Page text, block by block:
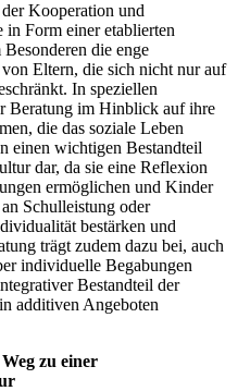
Kooperation und
in Form einer etablierten
die enge
Eltern, die sich nicht nur auf
In speziellen
Beratung im Hinblick auf ihre
die das soziale Leben
einen wichtigen Bestandteil
dar, da sie eine Reflexion
ermöglichen und Kinder
Schulleistung oder
bestärken und
trägt zudem dazu bei, auch
individuelle Begabungen
Bestandteil der
additiven Angeboten
zu einer